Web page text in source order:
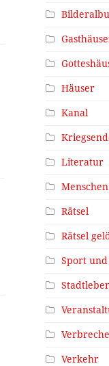
Häuser
Kanal
Literatur
Menschen
Rätsel
Rätsel
Sport
Verkehr